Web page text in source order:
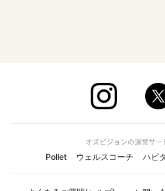
オズビジョンの運営サー
Pollet
ウェルスコーチ ハピ